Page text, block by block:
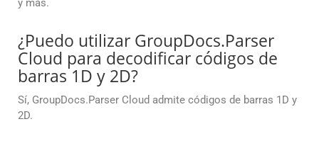
y más.
¿Puedo utilizar GroupDocs.Parser
Cloud para decodificar códigos de
barras 1D y 2D?
Sí, GroupDocs.Parser Cloud admite códigos de barras 1D y
2D.